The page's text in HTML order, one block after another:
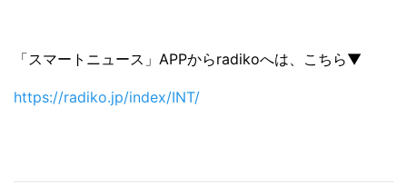
「スマートニュース」APPからradikoへは、こちら▼
https://radiko.jp/index/INT/